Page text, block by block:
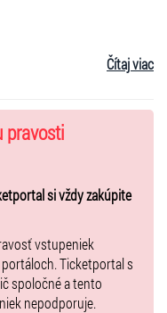
Čítaj viac
pravosti
si vždy zakúpite
vstupeniek
Ticketportal s
spoločné a tento
nepodporuje.